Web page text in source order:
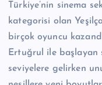
Türkiye’nin sinema
kategorisi olan
birçok oyuncu
Ertuğrul ile başlayan
seviyelere gelirken